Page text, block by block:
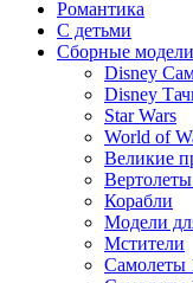
Романтика
С детьми
Сборные модели
Disney
Disney
Star Wars
World of
Великие
Корабли
Модели
Мстители
Самолеты